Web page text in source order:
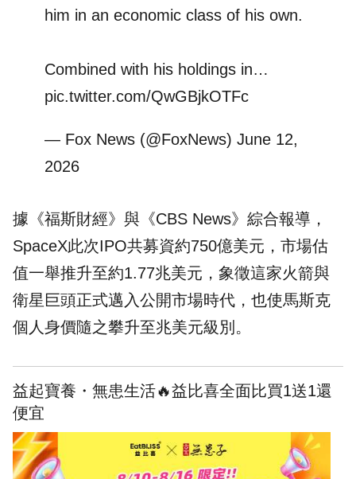
him in an economic class of his own.
Combined with his holdings in…
pic.twitter.com/QwGBjkOTFc
— Fox News (@FoxNews) June 12,
2026
據《福斯財經》與《CBS News》綜合報導，
SpaceX此次IPO共募資約750億美元，市場估
值一舉推升至約1.77兆美元，象徵這家火箭與
衛星巨頭正式邁入公開市場時代，也使馬斯克
個人身價隨之攀升至兆美元級別。
益起寶養・無患生活🔥益比喜全面比買1送1還
便宜